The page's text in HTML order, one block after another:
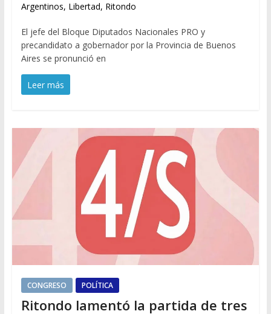
Argentinos, Libertad, Ritondo
El jefe del Bloque Diputados Nacionales PRO y
precandidato a gobernador por la Provincia de Buenos
Aires se pronunció en
Leer más
CONGRESO POLÍTICA
Ritondo lamentó la partida de tres